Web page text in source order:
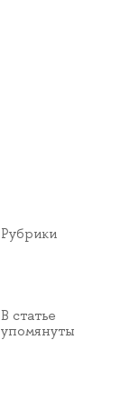
Рубрики
В статье
упомянуты